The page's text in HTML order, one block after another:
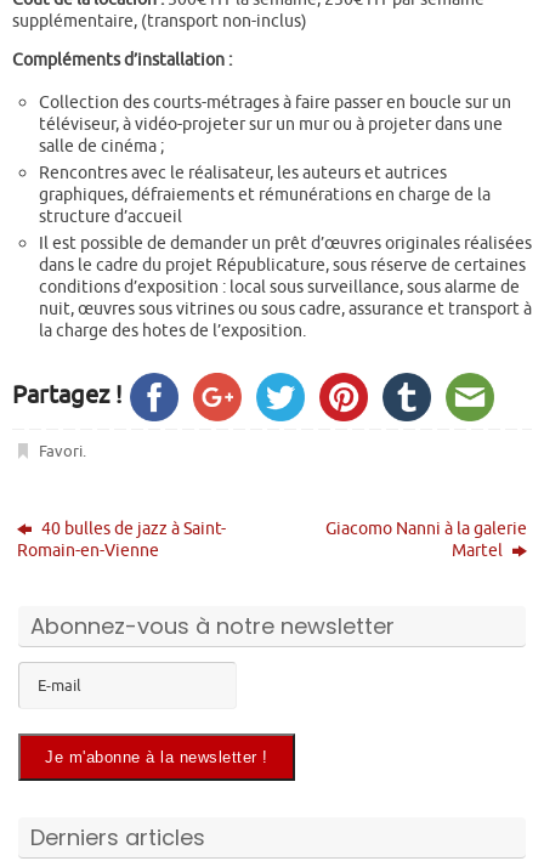
supplémentaire, (transport non-inclus)
Compléments d’installation :
Collection des courts-métrages à faire passer en boucle sur un
téléviseur, à vidéo-projeter sur un mur ou à projeter dans une
salle de cinéma ;
Rencontres avec le réalisateur, les auteurs et autrices
graphiques, défraiements et rémunérations en charge de la
structure d’accueil
Il est possible de demander un prêt d’œuvres originales réalisées
dans le cadre du projet Républicature, sous réserve de certaines
conditions d’exposition : local sous surveillance, sous alarme de
nuit, œuvres sous vitrines ou sous cadre, assurance et transport à
la charge des hotes de l’exposition.
Partagez !
Favori.
40 bulles de jazz à Saint-
Romain-en-Vienne
Giacomo Nanni à la galerie
Martel
Abonnez-vous à notre newsletter
Derniers articles